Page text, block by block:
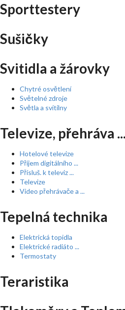
Sporttestery
Sušičky
Svitidla a žárovky
Chytré osvětlení
Světelné zdroje
Světla a svítilny
Televize, přehráva ...
Hotelové televize
Příjem digitálního ...
Přísluš. k televiz ...
Televize
Video přehrávače a ...
Tepelná technika
Elektrická topidla
Elektrické radiáto ...
Termostaty
Teraristika